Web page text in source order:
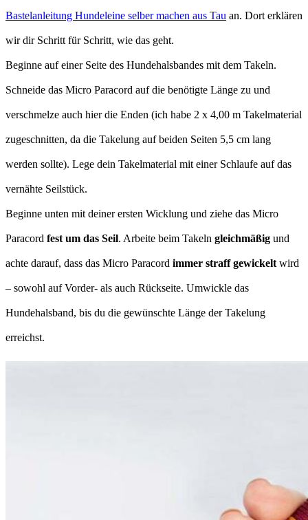
Bastelanleitung Hundeleine selber machen aus Tau an. Dort erklären
wir dir Schritt für Schritt, wie das geht.
Beginne auf einer Seite des Hundehalsbandes mit dem Takeln.
Schneide das Micro Paracord auf die benötigte Länge zu und
verschmelze auch hier die Enden (ich habe 2 x 4,00 m Takelmaterial
zugeschnitten, da die Takelung auf beiden Seiten 5,5 cm lang
werden sollte). Lege dein Takelmaterial mit einer Schlaufe auf das
vernähte Seilstück.
Beginne unten mit deiner ersten Wicklung und ziehe das Micro
Paracord fest um das Seil. Arbeite beim Takeln gleichmäßig und
achte darauf, dass das Micro Paracord immer straff gewickelt wird
– sowohl auf Vorder- als auch Rückseite. Umwickle das
Hundehalsband, bis du die gewünschte Länge der Takelung
erreichst.